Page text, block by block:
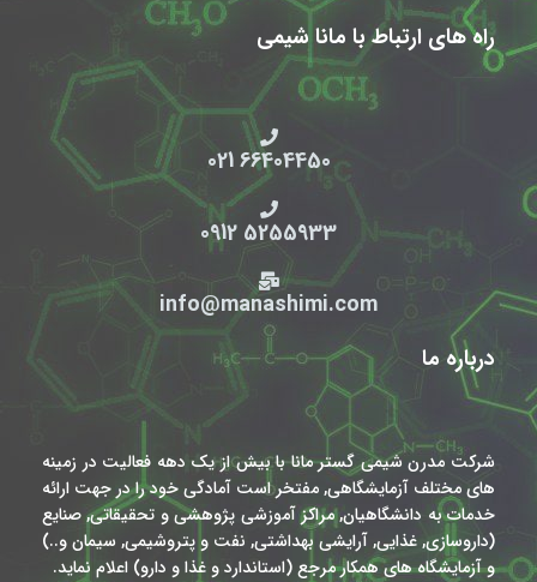
راه های ارتباط با مانا شیمی
66404450 021
5255933 0912
info@manashimi.com
درباره ما
شرکت مدرن شیمی گستر مانا با بیش از یک دهه فعالیت در زمینه
های مختلف آزمایشگاهی, مفتخر است آمادگی خود را در جهت ارائه
خدمات به دانشگاهیان, مراکز آموزشی پژوهشی و تحقیقاتی, صنایع
(داروسازی, غذایی, آرایشی بهداشتی, نفت و پتروشیمی, سیمان و..)
و آزمایشگاه های همکار مرجع (استاندارد و غذا و دارو) اعلام نماید.